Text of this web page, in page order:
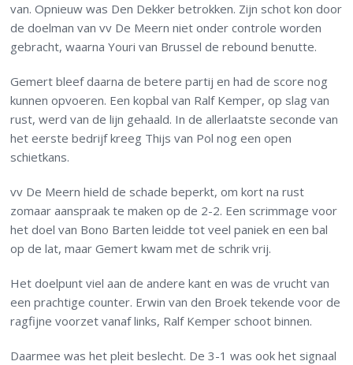
van. Opnieuw was Den Dekker betrokken. Zijn schot kon door
de doelman van vv De Meern niet onder controle worden
gebracht, waarna Youri van Brussel de rebound benutte.
Gemert bleef daarna de betere partij en had de score nog
kunnen opvoeren. Een kopbal van Ralf Kemper, op slag van
rust, werd van de lijn gehaald. In de allerlaatste seconde van
het eerste bedrijf kreeg Thijs van Pol nog een open
schietkans.
vv De Meern hield de schade beperkt, om kort na rust
zomaar aanspraak te maken op de 2-2. Een scrimmage voor
het doel van Bono Barten leidde tot veel paniek en een bal
op de lat, maar Gemert kwam met de schrik vrij.
Het doelpunt viel aan de andere kant en was de vrucht van
een prachtige counter. Erwin van den Broek tekende voor de
ragfijne voorzet vanaf links, Ralf Kemper schoot binnen.
Daarmee was het pleit beslecht. De 3-1 was ook het signaal